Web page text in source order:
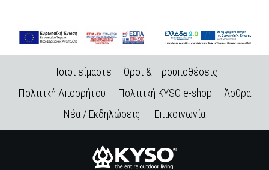
Ποιοι είμαστε
Όροι & Προϋποθέσεις
Πολιτική Απορρήτου
Πολιτική KYSO e-shop
Άρθρα
Νέα / Εκδηλώσεις
Επικοινωνία